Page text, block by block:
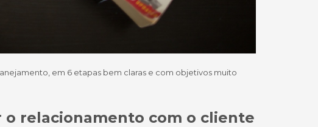
em 6 etapas bem claras e com objetivos muito
o relacionamento com o cliente